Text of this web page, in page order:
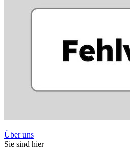
Über uns
Sie sind hier